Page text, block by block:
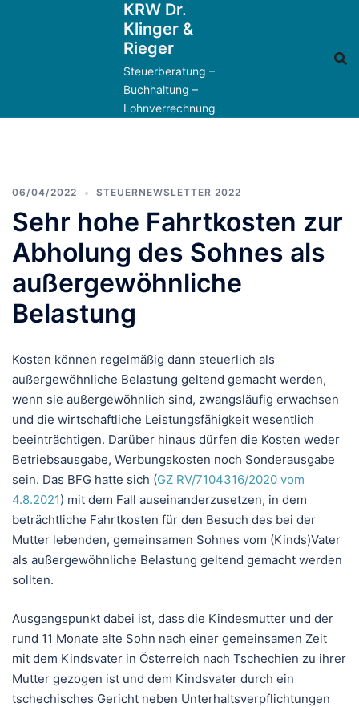
KRW Dr.
Klinger &
Rieger
Steuerberatung –
Buchhaltung –
Lohnverrechnung
06/04/2022 STEUERNEWSLETTER 2022
Sehr hohe Fahrtkosten zur
Abholung des Sohnes als
außergewöhnliche
Belastung
Kosten können regelmäßig dann steuerlich als
außergewöhnliche Belastung geltend gemacht werden,
wenn sie außergewöhnlich sind, zwangsläufig erwachsen
und die wirtschaftliche Leistungsfähigkeit wesentlich
beeinträchtigen. Darüber hinaus dürfen die Kosten weder
Betriebsausgabe, Werbungskosten noch Sonderausgabe
sein. Das BFG hatte sich (GZ RV/7104316/2020 vom
4.8.2021) mit dem Fall auseinanderzusetzen, in dem
beträchtliche Fahrtkosten für den Besuch des bei der
Mutter lebenden, gemeinsamen Sohnes vom (Kinds)Vater
als außergewöhnliche Belastung geltend gemacht werden
sollten.
Ausgangspunkt dabei ist, dass die Kindesmutter und der
rund 11 Monate alte Sohn nach einer gemeinsamen Zeit
mit dem Kindsvater in Österreich nach Tschechien zu ihrer
Mutter gezogen ist und dem Kindsvater durch ein
tschechisches Gericht neben Unterhaltsverpflichtungen